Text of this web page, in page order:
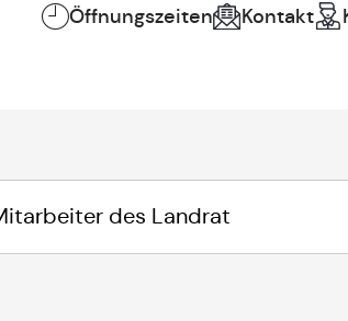
Öffnungszeiten Kontakt